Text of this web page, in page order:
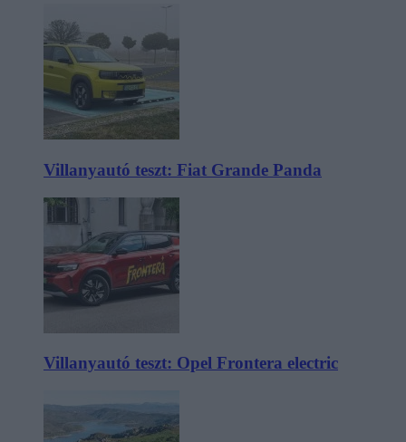
Villanyautó teszt: Fiat Grande Panda
Villanyautó teszt: Opel Frontera electric